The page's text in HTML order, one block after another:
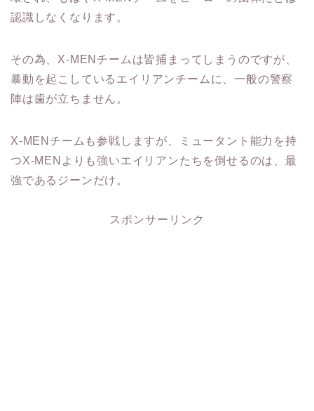
認識しなくなります。
その為、X-MENチームは皆捕まってしまうのですが、
暴動を起こしているエイリアンチームに、一般の警察
陣は歯が立ちません。
X-MENチームも参戦しますが、ミュータント能力を持
つX-MENよりも強いエイリアンたちを倒せるのは、最
強であるジーンだけ。
スポンサーリンク